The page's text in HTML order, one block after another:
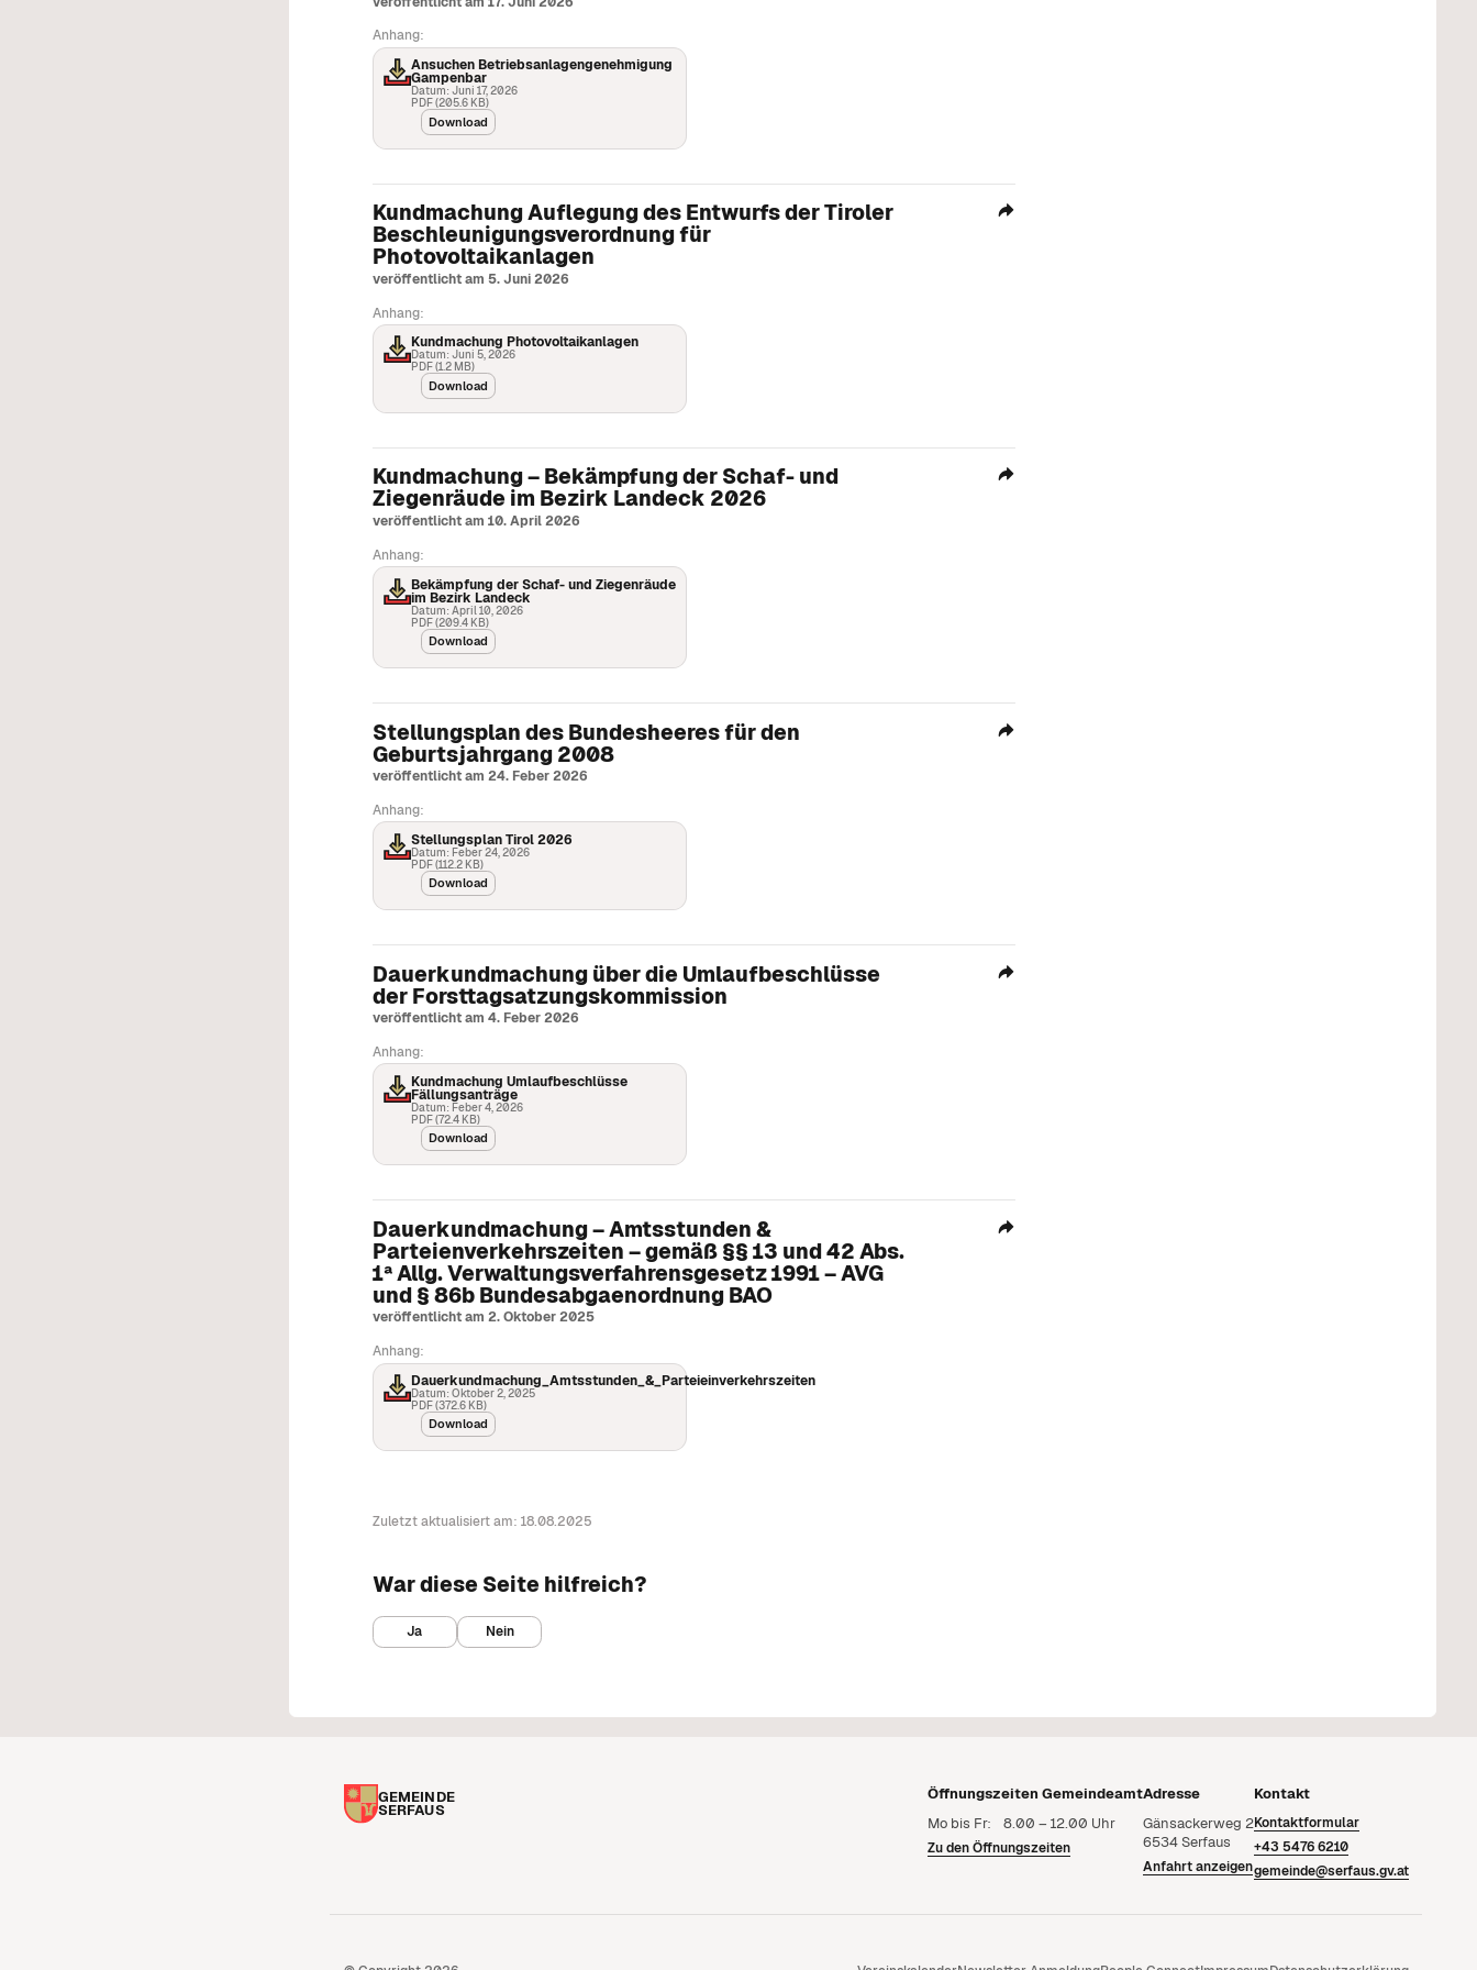
Anhang:
Ansuchen Betriebsanlagengenehmigung
Gampenbar
Datum: Juni 17, 2026
PDF (205.6 KB)
Download
Kundmachung Auflegung des Entwurfs der Tiroler
Beschleunigungsverordnung für
Photovoltaikanlagen
veröffentlicht am 5. Juni 2026
Anhang:
Kundmachung Photovoltaikanlagen
Datum: Juni 5, 2026
PDF (1.2 MB)
Download
Kundmachung – Bekämpfung der Schaf- und
Ziegenräude im Bezirk Landeck 2026
veröffentlicht am 10. April 2026
Anhang:
Bekämpfung der Schaf- und Ziegenräude
im Bezirk Landeck
Datum: April 10, 2026
PDF (209.4 KB)
Download
Stellungsplan des Bundesheeres für den
Geburtsjahrgang 2008
veröffentlicht am 24. Feber 2026
Anhang:
Stellungsplan Tirol 2026
Datum: Feber 24, 2026
PDF (112.2 KB)
Download
Dauerkundmachung über die Umlaufbeschlüsse
der Forsttagsatzungskommission
veröffentlicht am 4. Feber 2026
Anhang:
Kundmachung Umlaufbeschlüsse
Fällungsanträge
Datum: Feber 4, 2026
PDF (72.4 KB)
Download
Dauerkundmachung – Amtsstunden &
Parteienverkehrszeiten – gemäß §§ 13 und 42 Abs.
1a Allg. Verwaltungsverfahrensgesetz 1991 – AVG
und § 86b Bundesabgaenordnung BAO
veröffentlicht am 2. Oktober 2025
Anhang:
Dauerkundmachung_Amtsstunden_&_Parteieinverkehrszeiten
Datum: Oktober 2, 2025
PDF (372.6 KB)
Download
Zuletzt aktualisiert am: 18.08.2025
War diese Seite hilfreich?
Ja Nein
GEMEINDE
SERFAUS
Öffnungszeiten Gemeindeamt
Mo bis Fr: 8.00 – 12.00 Uhr
Zu den Öffnungszeiten
Adresse
Gänsackerweg 2
6534 Serfaus
Anfahrt anzeigen
Kontakt
Kontaktformular
+43 5476 6210
gemeinde@serfaus.gv.at